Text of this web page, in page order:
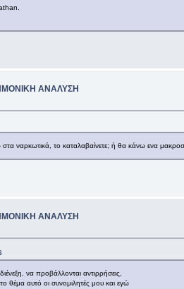
ΑΝΑΛΥΣΗ
ναρκωτικά, το καταλαβαίνετε; ή θα κάνω ενα
ΑΝΑΛΥΣΗ
να προβάλλονται αντιρρήσεις,
θέμα αυτό οι συνομιλητές μου και εγώ